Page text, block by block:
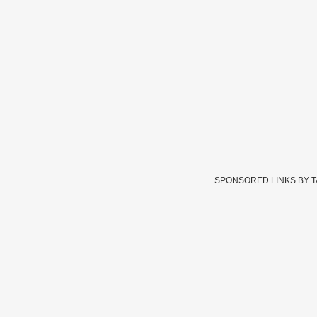
SPONSORED LINKS BY